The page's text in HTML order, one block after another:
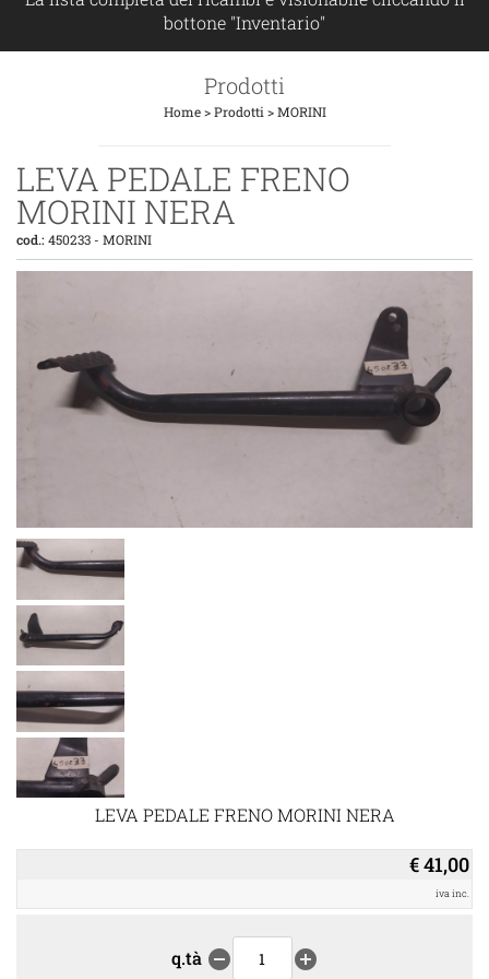
bottone "Inventario"
Prodotti
Home>Prodotti >MORINI
LEVA PEDALE FRENO
MORINI NERA
cod.:450233 - MORINI
LEVA PEDALE FRENO MORINI NERA
€ 41,00
iva inc.
q.tà remove_circle add_circle